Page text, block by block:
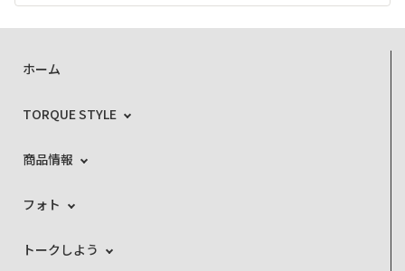
ホーム
TORQUE STYLE
商品情報
フォト
トークしよう